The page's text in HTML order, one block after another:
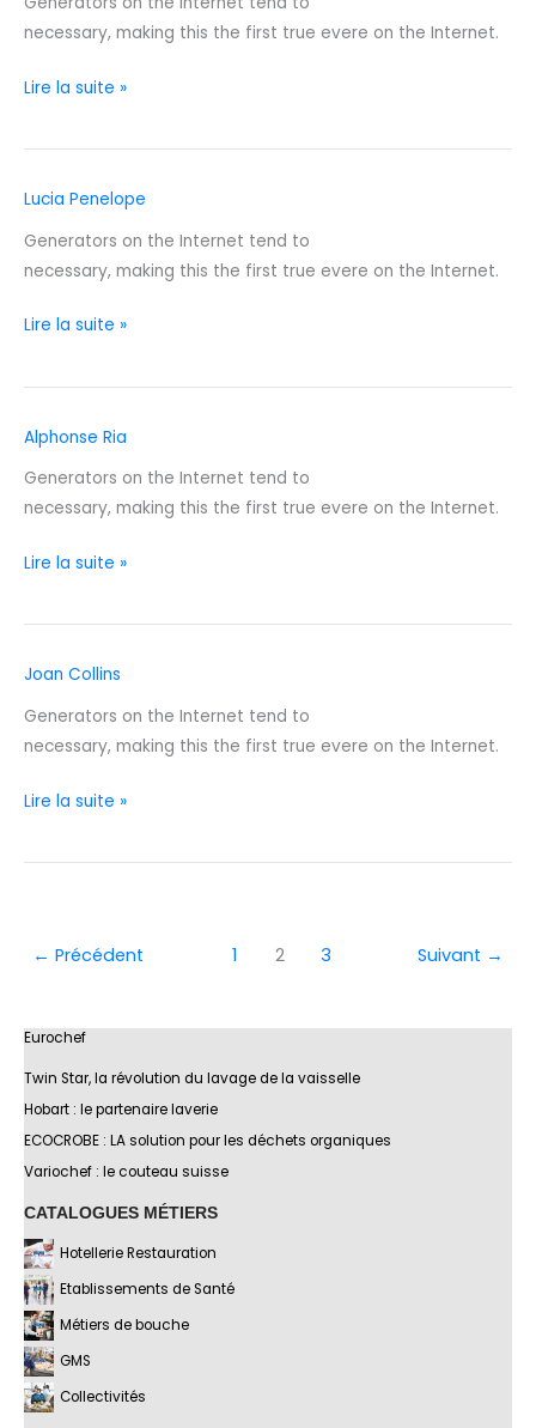
Eurochef
Twin Star, la révolution du lavage de la vaisselle
Hobart : le partenaire laverie
ECOCROBE : LA solution pour les déchets organiques
Variochef : le couteau suisse
CATALOGUES MÉTIERS
Hotellerie Restauration
Etablissements de Santé
Métiers de bouche
GMS
Collectivités
necessary, making this the first true evere on the Internet.
Lire la suite »
Lucia Penelope
Generators on the Internet tend to
necessary, making this the first true evere on the Internet.
Lucia
Penelope
Lire la suite »
Alphonse Ria
Generators on the Internet tend to
necessary, making this the first true evere on the Internet.
Alphonse
Ria
Lire la suite »
Joan Collins
Generators on the Internet tend to
necessary, making this the first true evere on the Internet.
Joan
Collins
Lire la suite »
← Précédent 1 2 3 Suivant →